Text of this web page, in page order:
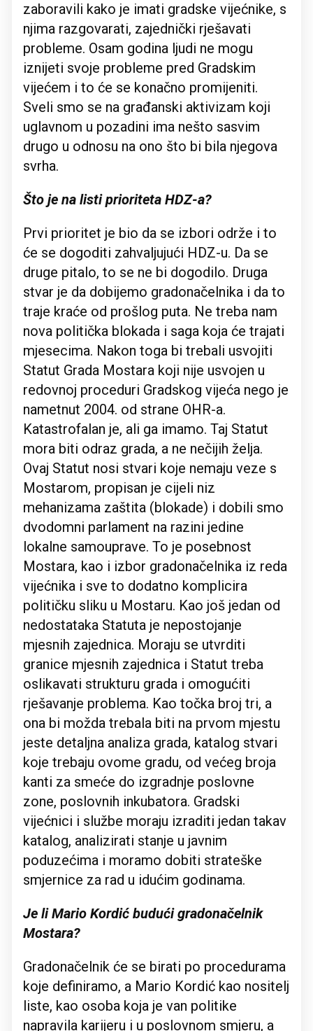
zaboravili kako je imati gradske vijećnike, s
njima razgovarati, zajednički rješavati
probleme. Osam godina ljudi ne mogu
iznijeti svoje probleme pred Gradskim
vijećem i to će se konačno promijeniti.
Sveli smo se na građanski aktivizam koji
uglavnom u pozadini ima nešto sasvim
drugo u odnosu na ono što bi bila njegova
svrha.
Što je na listi prioriteta HDZ-a?
Prvi prioritet je bio da se izbori održe i to
će se dogoditi zahvaljujući HDZ-u. Da se
druge pitalo, to se ne bi dogodilo. Druga
stvar je da dobijemo gradonačelnika i da to
traje kraće od prošlog puta. Ne treba nam
nova politička blokada i saga koja će trajati
mjesecima. Nakon toga bi trebali usvojiti
Statut Grada Mostara koji nije usvojen u
redovnoj proceduri Gradskog vijeća nego je
nametnut 2004. od strane OHR-a.
Katastrofalan je, ali ga imamo. Taj Statut
mora biti odraz grada, a ne nečijih želja.
Ovaj Statut nosi stvari koje nemaju veze s
Mostarom, propisan je cijeli niz
mehanizama zaštita (blokade) i dobili smo
dvodomni parlament na razini jedine
lokalne samouprave. To je posebnost
Mostara, kao i izbor gradonačelnika iz reda
vijećnika i sve to dodatno komplicira
političku sliku u Mostaru. Kao još jedan od
nedostataka Statuta je nepostojanje
mjesnih zajednica. Moraju se utvrditi
granice mjesnih zajednica i Statut treba
oslikavati strukturu grada i omogućiti
rješavanje problema. Kao točka broj tri, a
ona bi možda trebala biti na prvom mjestu
jeste detaljna analiza grada, katalog stvari
koje trebaju ovome gradu, od većeg broja
kanti za smeće do izgradnje poslovne
zone, poslovnih inkubatora. Gradski
vijećnici i službe moraju izraditi jedan takav
katalog, analizirati stanje u javnim
poduzećima i moramo dobiti strateške
smjernice za rad u idućim godinama.
Je li Mario Kordić budući gradonačelnik
Mostara?
Gradonačelnik će se birati po procedurama
koje definiramo, a Mario Kordić kao nositelj
liste, kao osoba koja je van politike
napravila karijeru i u poslovnom smjeru, a